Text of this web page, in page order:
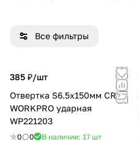
Все фильтры
385 ₽/шт
Отвертка S6.5x150мм CR-V
WORKPRO ударная
WP221203
0 0 В наличии: 17 шт